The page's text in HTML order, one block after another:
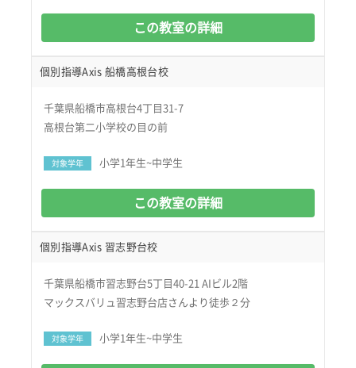
この教室の詳細
個別指導Axis 船橋高根台校
千葉県船橋市高根台4丁目31-7
高根台第二小学校の目の前
対象学年 小学1年生~中学生
この教室の詳細
個別指導Axis 習志野台校
千葉県船橋市習志野台5丁目40-21 AIビル2階
マックスバリュ習志野台店さんより徒歩２分
対象学年 小学1年生~中学生